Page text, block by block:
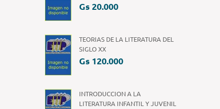
Gs 20.000
TEORIAS DE LA LITERATURA DEL
SIGLO XX
Gs 120.000
INTRODUCCION A LA
LITERATURA INFANTIL Y JUVENIL